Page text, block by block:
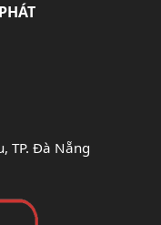
TP. Đà Nẵng